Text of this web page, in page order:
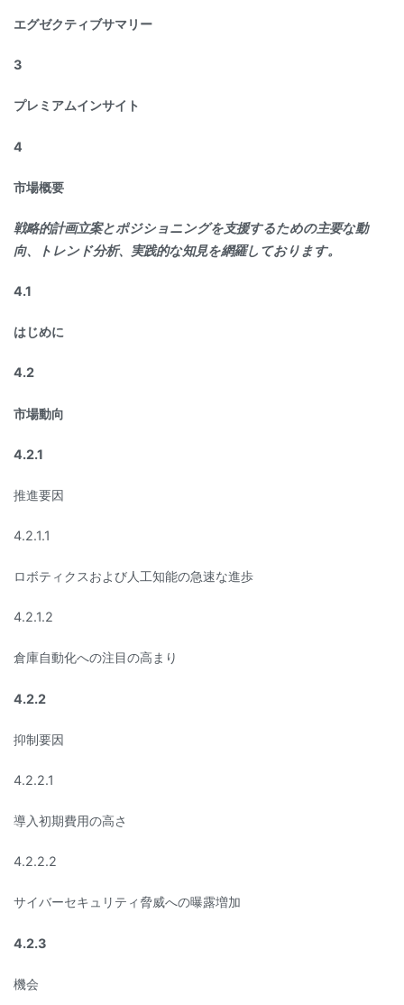
エグゼクティブサマリー
3
プレミアムインサイト
4
市場概要
戦略的計画立案とポジショニングを支援するための主要な動
向、トレンド分析、実践的な知見を網羅しております。
4.1
はじめに
4.2
市場動向
4.2.1
推進要因
4.2.1.1
ロボティクスおよび人工知能の急速な進歩
4.2.1.2
倉庫自動化への注目の高まり
4.2.2
抑制要因
4.2.2.1
導入初期費用の高さ
4.2.2.2
サイバーセキュリティ脅威への曝露増加
4.2.3
機会